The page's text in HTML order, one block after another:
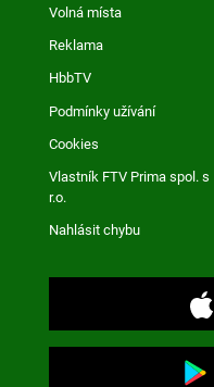
Volná místa
Reklama
HbbTV
Podmínky užívání
Cookies
Vlastník FTV Prima spol. s
r.o.
Nahlásit chybu